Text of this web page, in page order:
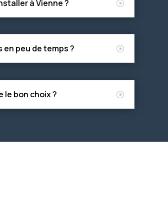
à Vienne ?
peu de temps ?
le bon choix ?